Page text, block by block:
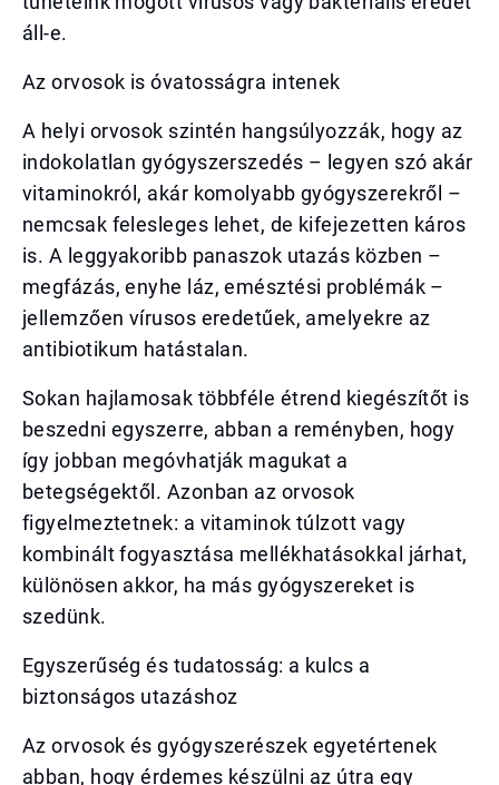
áll-e.
Az orvosok is óvatosságra intenek
A helyi orvosok szintén hangsúlyozzák, hogy az
indokolatlan gyógyszerszedés – legyen szó akár
vitaminokról, akár komolyabb gyógyszerekről –
nemcsak felesleges lehet, de kifejezetten káros
is. A leggyakoribb panaszok utazás közben –
megfázás, enyhe láz, emésztési problémák –
jellemzően vírusos eredetűek, amelyekre az
antibiotikum hatástalan.
Sokan hajlamosak többféle étrend kiegészítőt is
beszedni egyszerre, abban a reményben, hogy
így jobban megóvhatják magukat a
betegségektől. Azonban az orvosok
figyelmeztetnek: a vitaminok túlzott vagy
kombinált fogyasztása mellékhatásokkal járhat,
különösen akkor, ha más gyógyszereket is
szedünk.
Egyszerűség és tudatosság: a kulcs a
biztonságos utazáshoz
Az orvosok és gyógyszerészek egyetértenek
abban, hogy érdemes készülni az útra egy